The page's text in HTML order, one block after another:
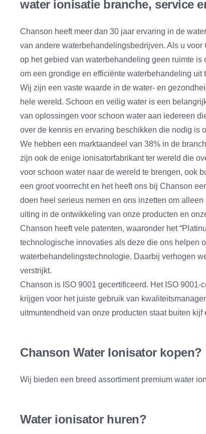
water ionisatie branche, service
Chanson heeft meer dan 30 jaar ervaring in de
van andere waterbehandelingsbedrijven. Als u
op het gebied van waterbehandeling geen ruimte
om een grondige en efficiënte waterbehandeling uit
Wij zijn een vaste waarde in de water- en
hele wereld. Schoon en veilig water is een
van oplossingen voor schoon water aan iedereen
over de kennis en ervaring beschikken die nodig is
We hebben een marktaandeel van 38% in de
zijn ook de enige ionisatorfabrikant ter wereld die
voor schoon water naar de wereld te brengen, ook
een groot voorrecht en het heeft ons bij Chanson
doen heel serieus nemen en ons inzetten om
uiting in de ontwikkeling van onze producten en
Chanson heeft vele patenten, waaronder het
technologische innovaties als deze die ons helpen
waterbehandelingstechnologie. Daarbij verhogen
verstrijkt.
Chanson is ISO 9001 gecertificeerd. Het ISO
krijgen voor het juiste gebruik van
uitmuntendheid van onze producten staat buiten
Chanson Water Ionisator kopen?
Wij bieden een breed assortiment premium water
Water ionisator huren?